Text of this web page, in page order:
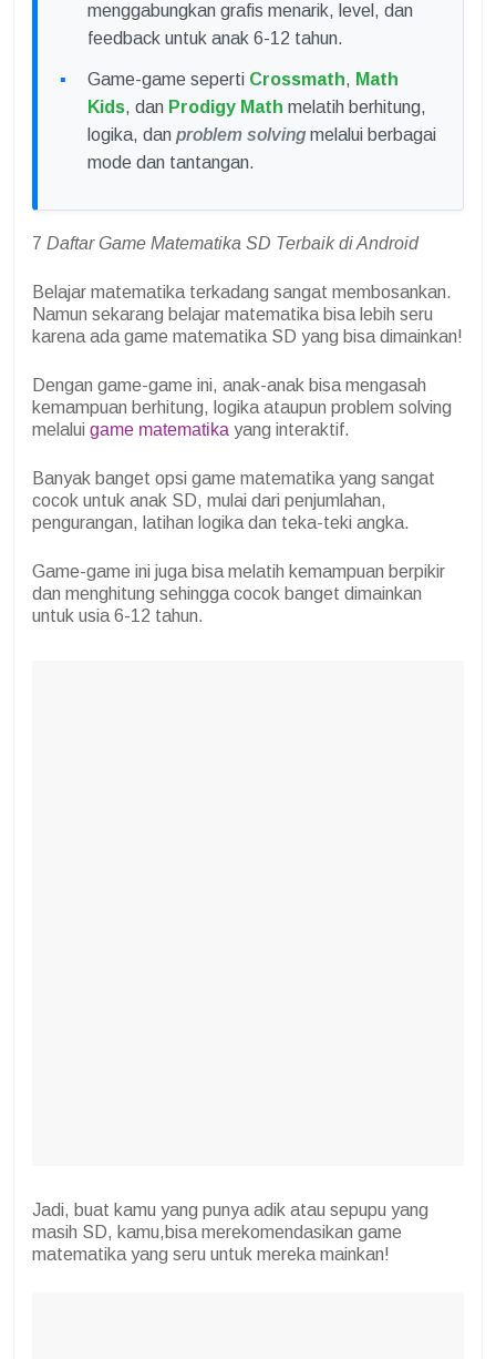
menggabungkan grafis menarik, level, dan
feedback untuk anak 6-12 tahun.
Game-game seperti Crossmath, Math
Kids, dan Prodigy Math melatih berhitung,
logika, dan problem solving melalui berbagai
mode dan tantangan.
7 Daftar Game Matematika SD Terbaik di Android
Belajar matematika terkadang sangat membosankan.
Namun sekarang belajar matematika bisa lebih seru
karena ada game matematika SD yang bisa dimainkan!
Dengan game-game ini, anak-anak bisa mengasah
kemampuan berhitung, logika ataupun problem solving
melalui game matematika yang interaktif.
Banyak banget opsi game matematika yang sangat
cocok untuk anak SD, mulai dari penjumlahan,
pengurangan, latihan logika dan teka-teki angka.
Game-game ini juga bisa melatih kemampuan berpikir
dan menghitung sehingga cocok banget dimainkan
untuk usia 6-12 tahun.
Jadi, buat kamu yang punya adik atau sepupu yang
masih SD, kamu,bisa merekomendasikan game
matematika yang seru untuk mereka mainkan!